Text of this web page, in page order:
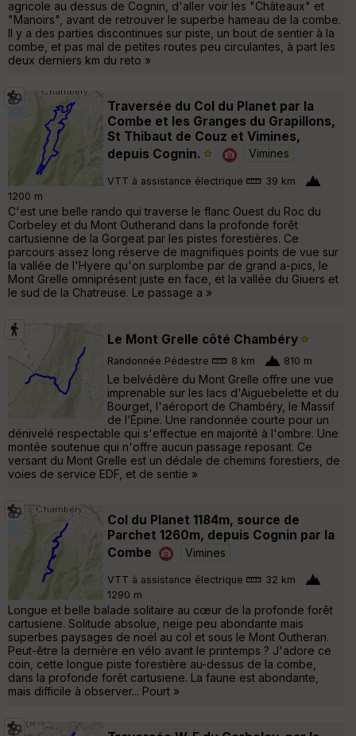
agricole au dessus de Cognin, d'aller voir les "Châteaux" et
"Manoirs", avant de retrouver le superbe hameau de la combe.
Il y a des parties discontinues sur piste, un bout de sentier à la
combe, et pas mal de petites routes peu circulantes, à part les
deux derniers km du reto »
Traversée du Col du Planet par la
Combe et les Granges du Grapillons,
St Thibaut de Couz et Vimines,
depuis Cognin.
Vimines
VTT à assistance électrique
39 km
1200 m
C'est une belle rando qui traverse le flanc Ouest du Roc du
Corbeley et du Mont Outherand dans la profonde forêt
cartusienne de la Gorgeat par les pistes forestières. Ce
parcours assez long réserve de magnifiques points de vue sur
la vallée de l'Hyere qu'on surplombe par de grand a-pics, le
Mont Grelle omniprésent juste en face, et la vallée du Giuers et
le sud de la Chatreuse. Le passage a »
Le Mont Grelle côté Chambéry
Randonnée Pédestre 8 km 810 m
Le belvédère du Mont Grelle offre une vue
imprenable sur les lacs d'Aiguebelette et du
Bourget, l'aéroport de Chambéry, le Massif
de l’Épine. Une randonnée courte pour un
dénivelé respectable qui s'effectue en majorité à l'ombre. Une
montée soutenue qui n'offre aucun passage reposant. Ce
versant du Mont Grelle est un dédale de chemins forestiers, de
voies de service EDF, et de sentie »
Col du Planet 1184m, source de
Parchet 1260m, depuis Cognin par la
Combe
Vimines
VTT à assistance électrique
32 km
1290 m
Longue et belle balade solitaire au cœur de la profonde forêt
cartusiene. Solitude absolue, neige peu abondante mais
superbes paysages de noël au col et sous le Mont Outheran.
Peut-être la dernière en vélo avant le printemps ? J'adore ce
coin, cette longue piste forestière au-dessus de la combe,
dans la profonde forêt cartusiene. La faune est abondante,
mais difficile à observer... Pourt »